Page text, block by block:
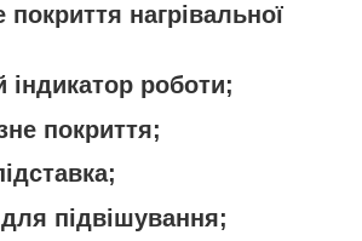
покриття нагрівальної
індикатор роботи;
покриття;
підвішування;